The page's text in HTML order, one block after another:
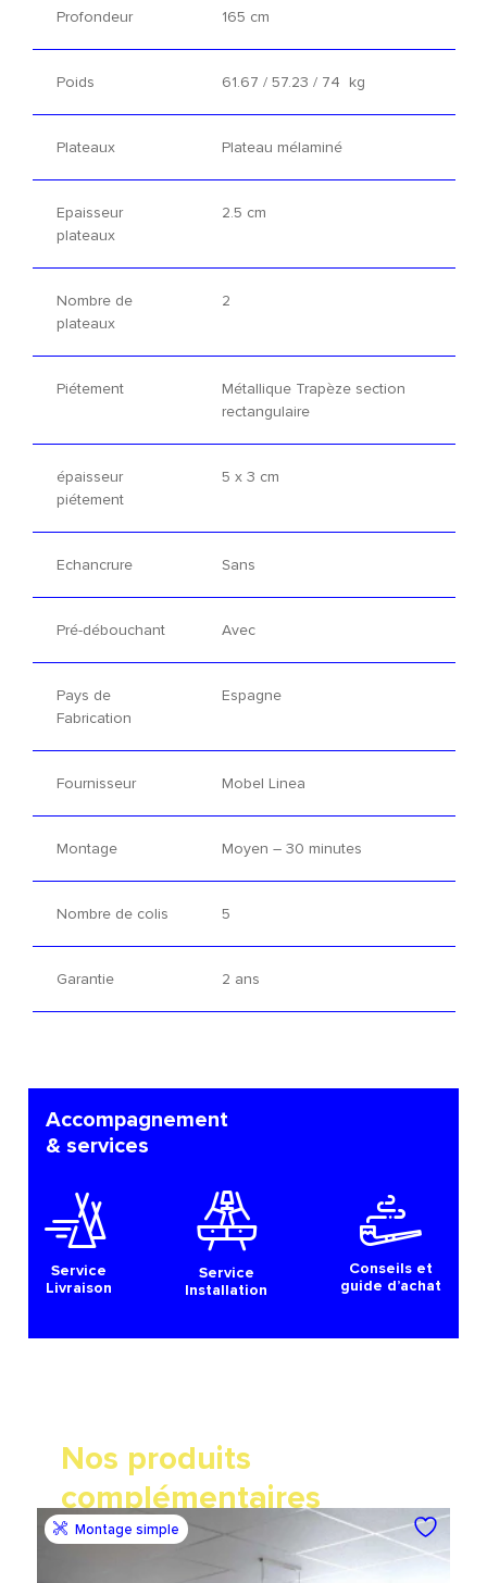
Profondeur 165 cm
Poids 61.67 / 57.23 / 74 kg
Plateaux Plateau mélaminé
Epaisseur
plateaux
2.5 cm
Nombre de
plateaux
2
Piétement
Métallique Trapèze section
rectangulaire
épaisseur
piétement
5 x 3 cm
Echancrure Sans
Pré-débouchant Avec
Pays de
Fabrication
Espagne
Fournisseur Mobel Linea
Montage Moyen – 30 minutes
Nombre de colis 5
Garantie 2 ans
Accompagnement
& services
Service
Livraison
Service
Installation
Conseils et
guide d’achat
Nos produits
complémentaires
Montage simple